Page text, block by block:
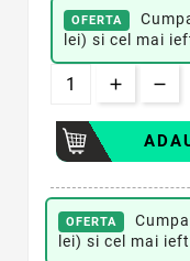
OFERTA
lei) si cel mai
OFERTA
lei) si cel mai